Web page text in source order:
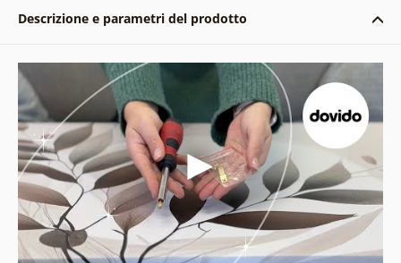
Descrizione e parametri del prodotto